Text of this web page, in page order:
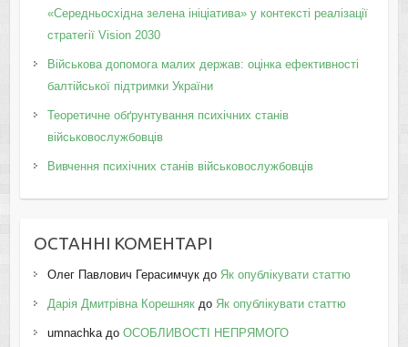
«Середньосхідна зелена ініціатива» у контексті реалізації
стратегії Vision 2030
Військова допомога малих держав: оцінка ефективності
балтійської підтримки України
Теоретичне обґрунтування психічних станів
військовослужбовців
Вивчення психічних станів військовослужбовців
ОСТАННІ КОМЕНТАРІ
Олег Павлович Герасимчукдо Як опублікувати статтю
Дарія Дмитрівна Корешнякдо Як опублікувати статтю
umnachkaдо ОСОБЛИВОСТІ НЕПРЯМОГО